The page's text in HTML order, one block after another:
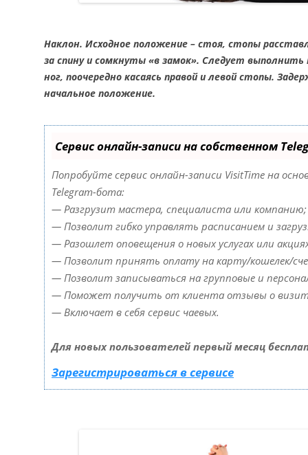
Наклон. Исходное положение – стоя, стопы
за спину и сомкнуты «в замок». Следует выполнить
ног, поочередно касаясь правой и левой стопы.
начальное положение.
Сервис онлайн-записи на собственном
Попробуйте сервис онлайн-записи VisitTime на
Telegram-бота:
— Разгрузит мастера, специалиста или компанию;
— Позволит гибко управлять расписанием и
— Разошлет оповещения о новых услугах или
— Позволит принять оплату на карту/кошелек/
— Позволит записываться на групповые и
— Поможет получить от клиента отзывы о
— Включает в себя сервис чаевых.
Для новых пользователей первый месяц
Зарегистрироваться в сервисе